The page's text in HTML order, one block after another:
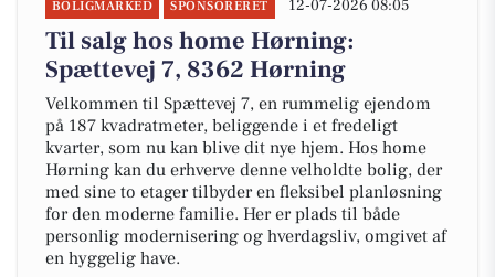
BOLIGMARKED SPONSORERET 12-07-2026 08:05
Til salg hos home Hørning:
Spættevej 7, 8362 Hørning
Velkommen til Spættevej 7, en rummelig ejendom
på 187 kvadratmeter, beliggende i et fredeligt
kvarter, som nu kan blive dit nye hjem. Hos home
Hørning kan du erhverve denne velholdte bolig, der
med sine to etager tilbyder en fleksibel planløsning
for den moderne familie. Her er plads til både
personlig modernisering og hverdagsliv, omgivet af
en hyggelig have.